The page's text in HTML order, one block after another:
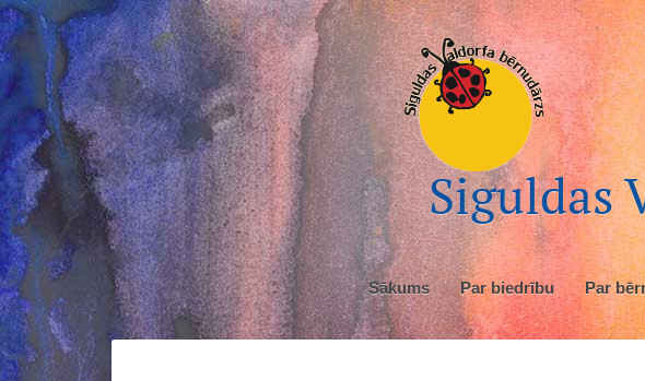
Siguldas
Sākums Par biedrību Par